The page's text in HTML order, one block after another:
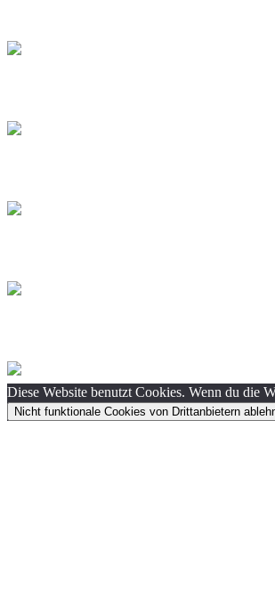
Diese Website benutzt Cookies. Wenn du die
Nicht funktionale Cookies von Drittanbietern